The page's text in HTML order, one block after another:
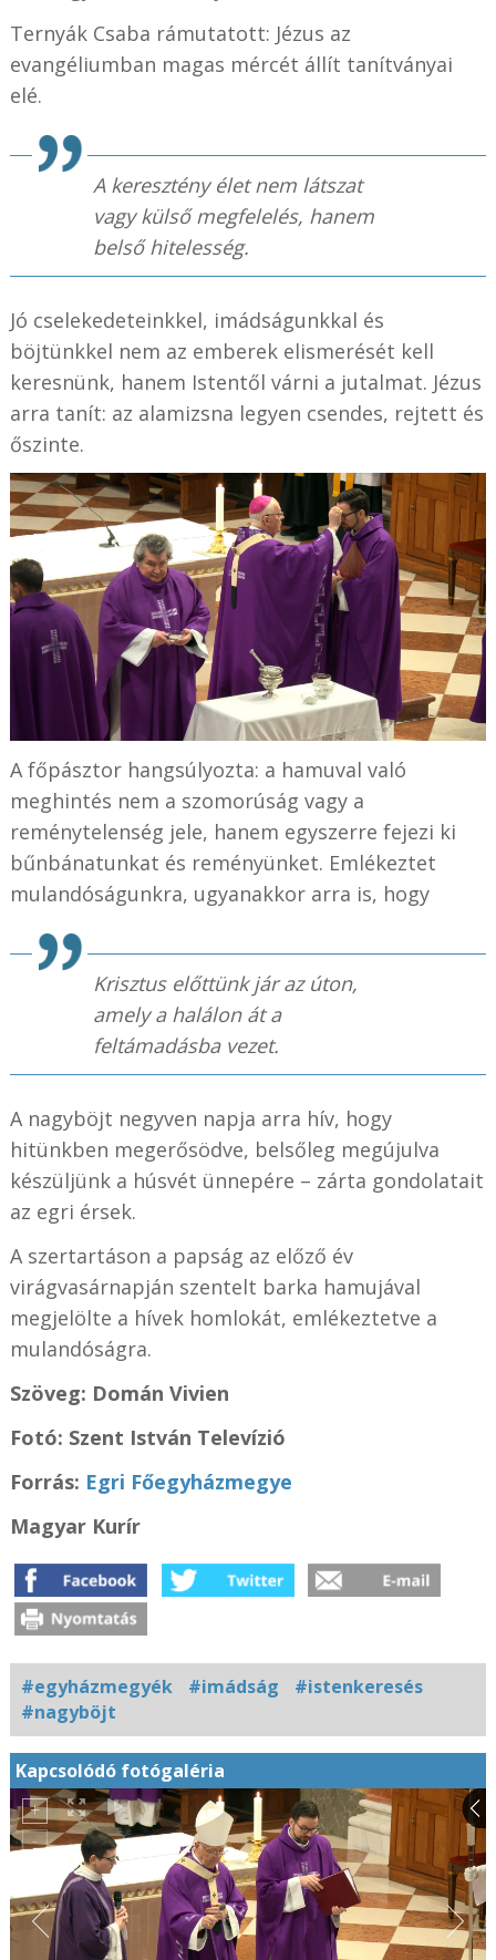
Ternyák Csaba rámutatott: Jézus az
evangéliumban magas mércét állít tanítványai
elé.
A keresztény élet nem látszat
vagy külső megfelelés, hanem
belső hitelesség.
Jó cselekedeteinkkel, imádságunkkal és
böjtünkkel nem az emberek elismerését kell
keresnünk, hanem Istentől várni a jutalmat. Jézus
arra tanít: az alamizsna legyen csendes, rejtett és
őszinte.
A főpásztor hangsúlyozta: a hamuval való
meghintés nem a szomorúság vagy a
reménytelenség jele, hanem egyszerre fejezi ki
bűnbánatunkat és reményünket. Emlékeztet
mulandóságunkra, ugyanakkor arra is, hogy
Krisztus előttünk jár az úton,
amely a halálon át a
feltámadásba vezet.
A nagyböjt negyven napja arra hív, hogy
hitünkben megerősödve, belsőleg megújulva
készüljünk a húsvét ünnepére – zárta gondolatait
az egri érsek.
A szertartáson a papság az előző év
virágvasárnapján szentelt barka hamujával
megjelölte a hívek homlokát, emlékeztetve a
mulandóságra.
Szöveg: Domán Vivien
Fotó: Szent István Televízió
Forrás: Egri Főegyházmegye
Magyar Kurír
#egyházmegyék #imádság
#istenkeresés
#nagyböjt
Kapcsolódó fotógaléria